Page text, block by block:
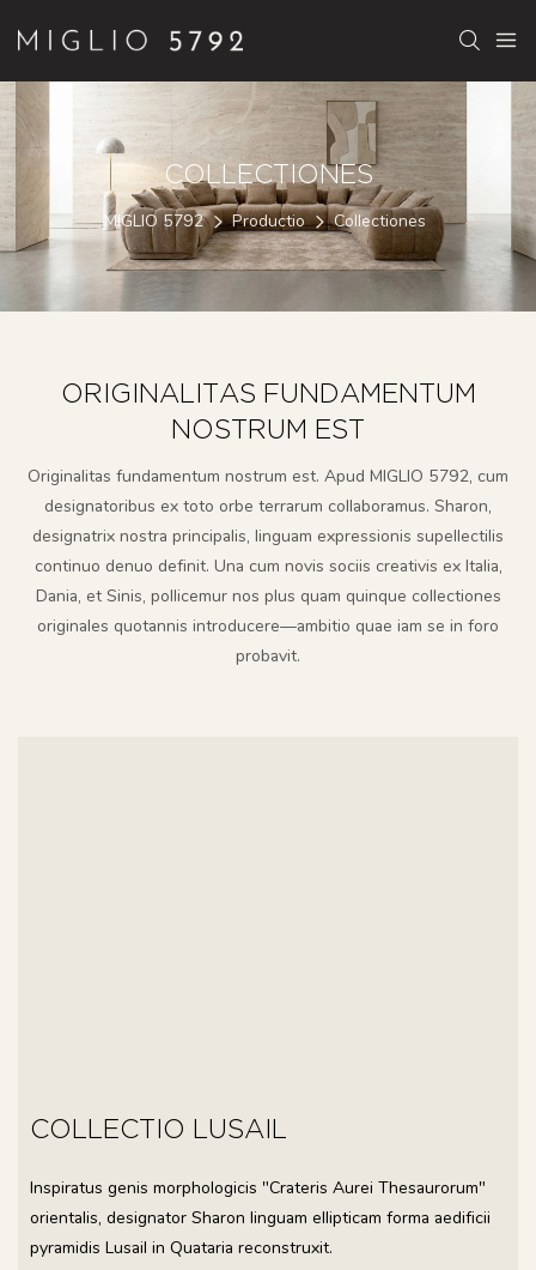
COLLECTIONES
MIGLIO 5792 Productio Collectiones
ORIGINALITAS FUNDAMENTUM
NOSTRUM EST
Originalitas fundamentum nostrum est. Apud MIGLIO 5792, cum
designatoribus ex toto orbe terrarum collaboramus. Sharon,
designatrix nostra principalis, linguam expressionis supellectilis
continuo denuo definit. Una cum novis sociis creativis ex Italia,
Dania, et Sinis, pollicemur nos plus quam quinque collectiones
originales quotannis introducere—ambitio quae iam se in foro
probavit.
COLLECTIO LUSAIL
Inspiratus genis morphologicis "Crateris Aurei Thesaurorum"
orientalis, designator Sharon linguam ellipticam forma aedificii
pyramidis Lusail in Quataria reconstruxit.